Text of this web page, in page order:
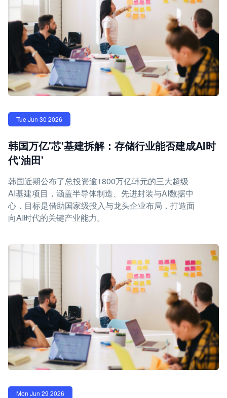
Tue Jun 30 2026
韩国万亿'芯'基建拆解：存储行业能否建成AI时
代'油田'
韩国近期公布了总投资逾1800万亿韩元的三大超级
AI基建项目，涵盖半导体制造、先进封装与AI数据中
心，目标是借助国家级投入与龙头企业布局，打造面
向AI时代的关键产业能力。
Mon Jun 29 2026